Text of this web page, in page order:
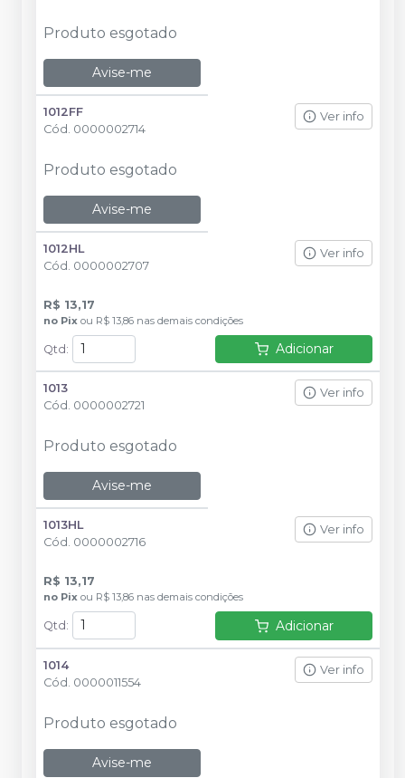
Produto esgotado
Avise-me
1012FF
Cód. 0000002714
Ver info
Produto esgotado
Avise-me
1012HL
Cód. 0000002707
Ver info
R$ 13,17
no Pix ou R$ 13,86 nas demais condições
Qtd: Adicionar
1013
Cód. 0000002721
Ver info
Produto esgotado
Avise-me
1013HL
Cód. 0000002716
Ver info
R$ 13,17
no Pix ou R$ 13,86 nas demais condições
Qtd : Adicionar
1014
Cód. 0000011554
Ver info
Produto esgotado
Avise-me